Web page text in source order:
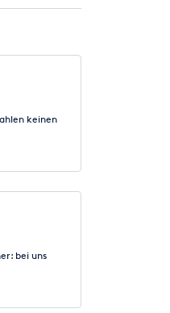
keinen
bei uns